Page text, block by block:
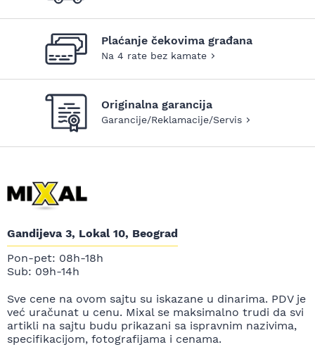
Plaćanje čekovima građana
Na 4 rate bez kamate
Originalna garancija
Garancije/Reklamacije/Servis
Gandijeva 3, Lokal 10, Beograd
Pon-pet: 08h-18h
Sub: 09h-14h
Sve cene na ovom sajtu su iskazane u dinarima. PDV je
već uračunat u cenu. Mixal se maksimalno trudi da svi
artikli na sajtu budu prikazani sa ispravnim nazivima,
specifikacijom, fotografijama i cenama.